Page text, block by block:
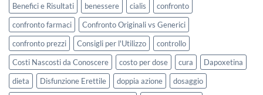
Benefici e Risultati
benessere cialis
confronto
confronto farmaci
Confronto Originali vs Generici
confronto prezzi
Consigli per l'Utilizzo
controllo
Costi Nascosti da Conoscere
costo per dose cura
Dapoxetina
dieta
Disfunzione Erettile doppia azione
dosaggio